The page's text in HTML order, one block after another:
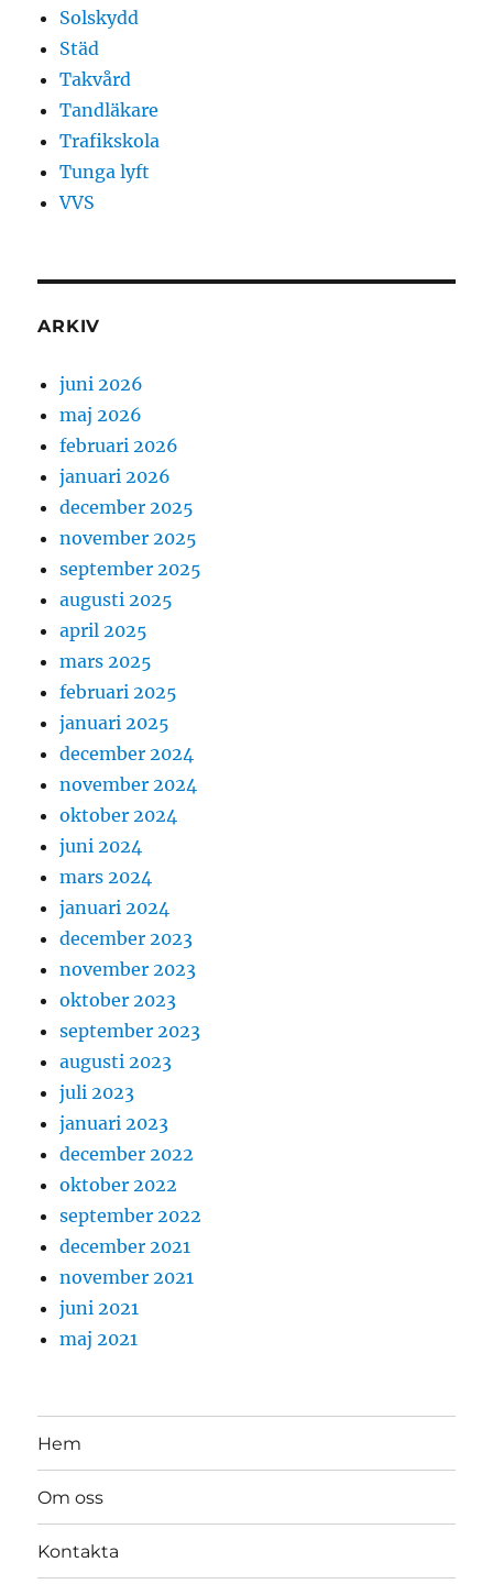
Solskydd
Städ
Takvård
Tandläkare
Trafikskola
Tunga lyft
VVS
ARKIV
juni 2026
maj 2026
februari 2026
januari 2026
december 2025
november 2025
september 2025
augusti 2025
april 2025
mars 2025
februari 2025
januari 2025
december 2024
november 2024
oktober 2024
juni 2024
mars 2024
januari 2024
december 2023
november 2023
oktober 2023
september 2023
augusti 2023
juli 2023
januari 2023
december 2022
oktober 2022
september 2022
december 2021
november 2021
juni 2021
maj 2021
Hem
Om oss
Kontakta